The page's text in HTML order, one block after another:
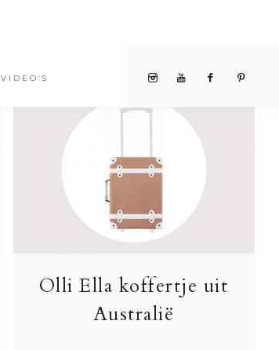
VIDEO’S
Olli Ella koffertje uit
Australië